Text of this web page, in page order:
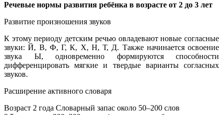
Речевые нормы развития ребёнка в возрасте от 2 до 3 лет
Развитие произношения звуков
К этому периоду детским речью овладевают новые согласные
звуки: Й, В, Ф, Г, К, Х, Н, Т, Д. Также начинается освоение
звука Ы, одновременно формируются способности
дифференцировать мягкие и твердые варианты согласных
звуков.
Расширение активного словаря
Возраст 2 года Словарный запас около 50–200 слов